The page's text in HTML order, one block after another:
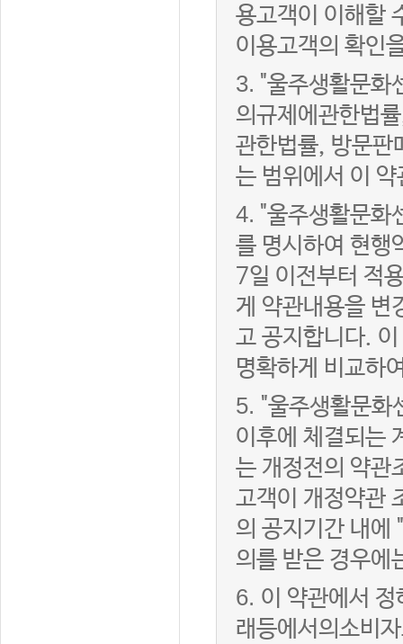
용고객이 이해할
이용고객의 확인
3. "울주생활문화
의규제에관한법
관한법률, 방문판
는 범위에서 이
4. "울주생활문화
를 명시하여 현행
7일 이전부터 적
게 약관내용을 변
고 공지합니다.
명확하게 비교하
5. "울주생활문화
이후에 체결되는
는 개정전의 약관
고객이 개정약관
의 공지기간 내에
의를 받은 경우에
6. 이 약관에서
래등에서의소비